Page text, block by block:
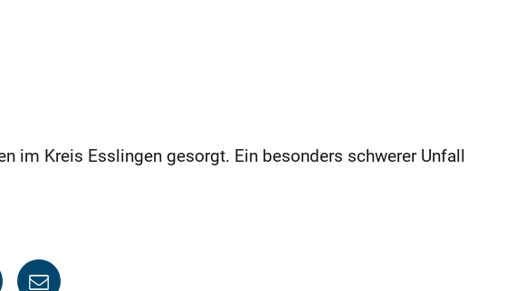
im Kreis Esslingen gesorgt. Ein besonders schwerer Unfall